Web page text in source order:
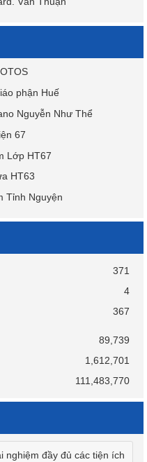
371
4
367
89,739
1,612,701
111,483,770
nghiệm đầy đủ các tiện ích